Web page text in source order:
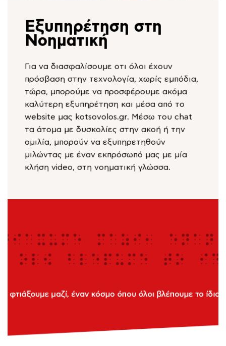
Εξυπηρέτηση στη
Νοηματική
Για να διασφαλίσουμε οτι όλοι έχουν
πρόσβαση στην τεχνολογία, χωρίς εμπόδια,
τώρα, μπορούμε να προσφέρουμε ακόμα
καλύτερη εξυπηρέτηση και μέσα από το
website μας kotsovolos.gr. Μέσω του chat
τα άτομα με δυσκολίες στην ακοή ή την
ομιλία, μπορούν να εξυπηρετηθούν
μιλώντας με έναν εκπρόσωπό μας με μία
κλήση video, στη νοηματική γλώσσα.